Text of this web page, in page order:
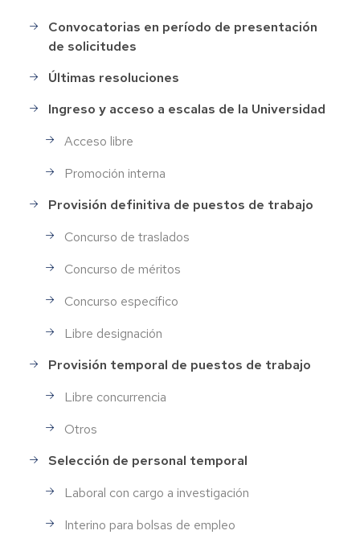
Selección
de
Personal
Convocatorias en período de presentación
de solicitudes
Últimas resoluciones
Ingreso y acceso a escalas de la Universidad
Acceso libre
Promoción interna
Provisión definitiva de puestos de trabajo
Concurso de traslados
Concurso de méritos
Concurso específico
Libre designación
Provisión temporal de puestos de trabajo
Libre concurrencia
Otros
Selección de personal temporal
Laboral con cargo a investigación
Interino para bolsas de empleo